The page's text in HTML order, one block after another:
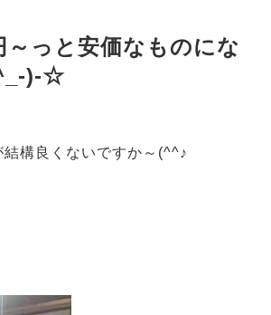
～っと安価なものにな
)-☆
構良くないですか～(^^♪